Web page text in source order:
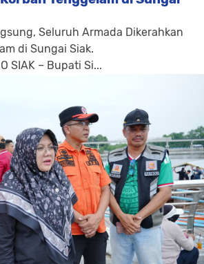
Seluruh Armada Dikerahkan
di Sungai Siak.
SIAK – Bupati Si...